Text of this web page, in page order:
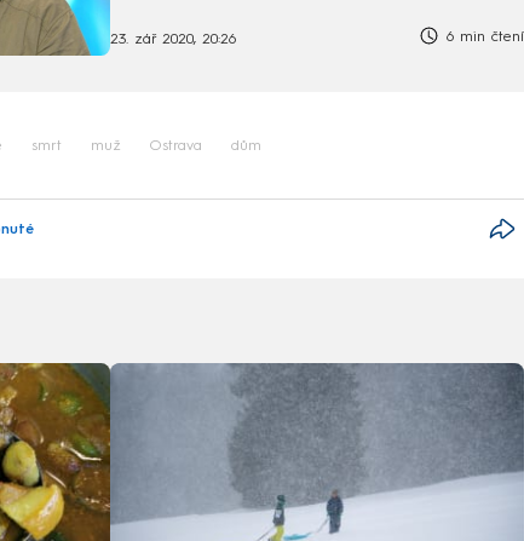
23. zář 2020, 20:26 6 min čtení
smrt muž Ostrava dům